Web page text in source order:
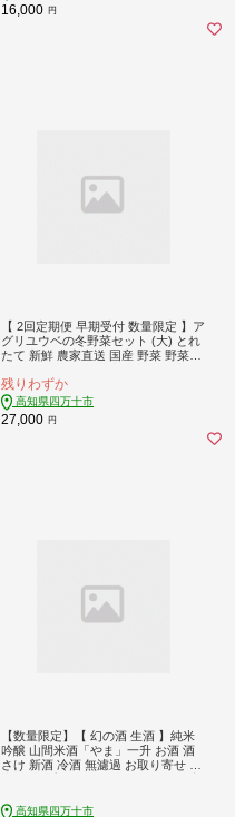
16,000 円
【 2回定期便 早期受付 数量限定 】ア
グリユウベの冬野菜セット (大) とれ
たて 新鮮 農家直送 国産 野菜 野菜便
高知県 四万十市 四万十 しまんと 定
期便 【配送月：2027年1月・2月】26
-985
残りわずか
高知県四万十市
27,000 円
【数量限定】【 幻の酒 生酒 】純米
吟醸 山間米酒「やま」一升 お酒 酒
さけ 新酒 冷酒 無濾過 お取り寄せ 日
26-085
高知県四万十市